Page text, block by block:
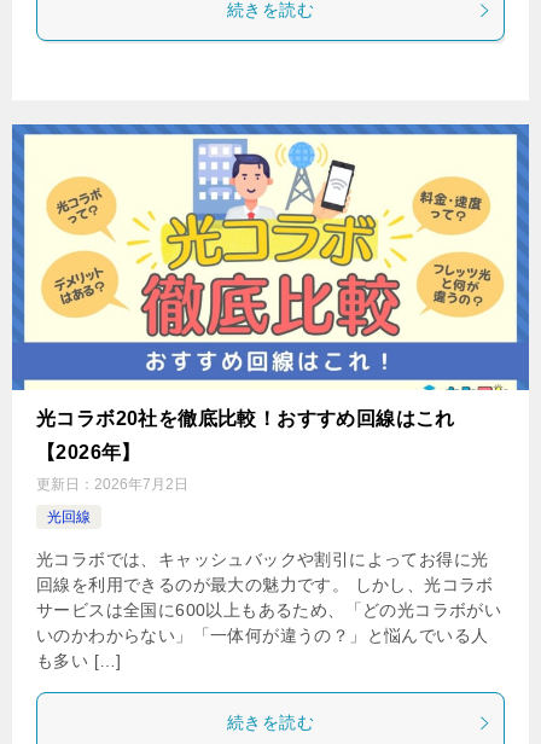
続きを読む
光コラボ20社を徹底比較！おすすめ回線はこれ
【2026年】
更新日： 2026年7月2日
光回線
光コラボでは、キャッシュバックや割引によってお得に光
回線を利用できるのが最大の魅力です。 しかし、光コラボ
サービスは全国に600以上もあるため、「どの光コラボがい
いのかわからない」「一体何が違うの？」と悩んでいる人
も多い […]
続きを読む